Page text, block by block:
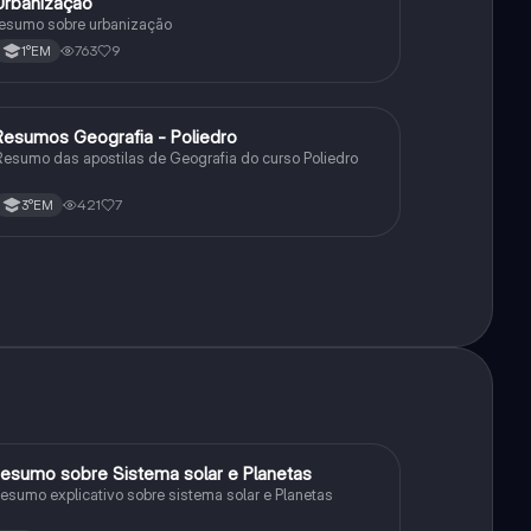
sobre urbanização
1°EM 763 9
Geografia Geografia - Poliedro
das apostilas de Geografia do curso Poliedro
3°EM 421 7
Geografiasobre Sistema solar e Planetas
explicativo sobre sistema solar e Planetas